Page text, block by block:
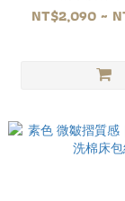
NT$2,090 ~